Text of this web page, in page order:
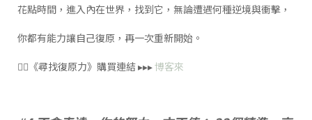
花點時間，進入內在世界，找到它，無論遭遇何種逆境與衝擊，
你都有能力讓自己復原，再一次重新開始。
👉🏻《尋找復原力》購買連結 ▸▸▸博客來